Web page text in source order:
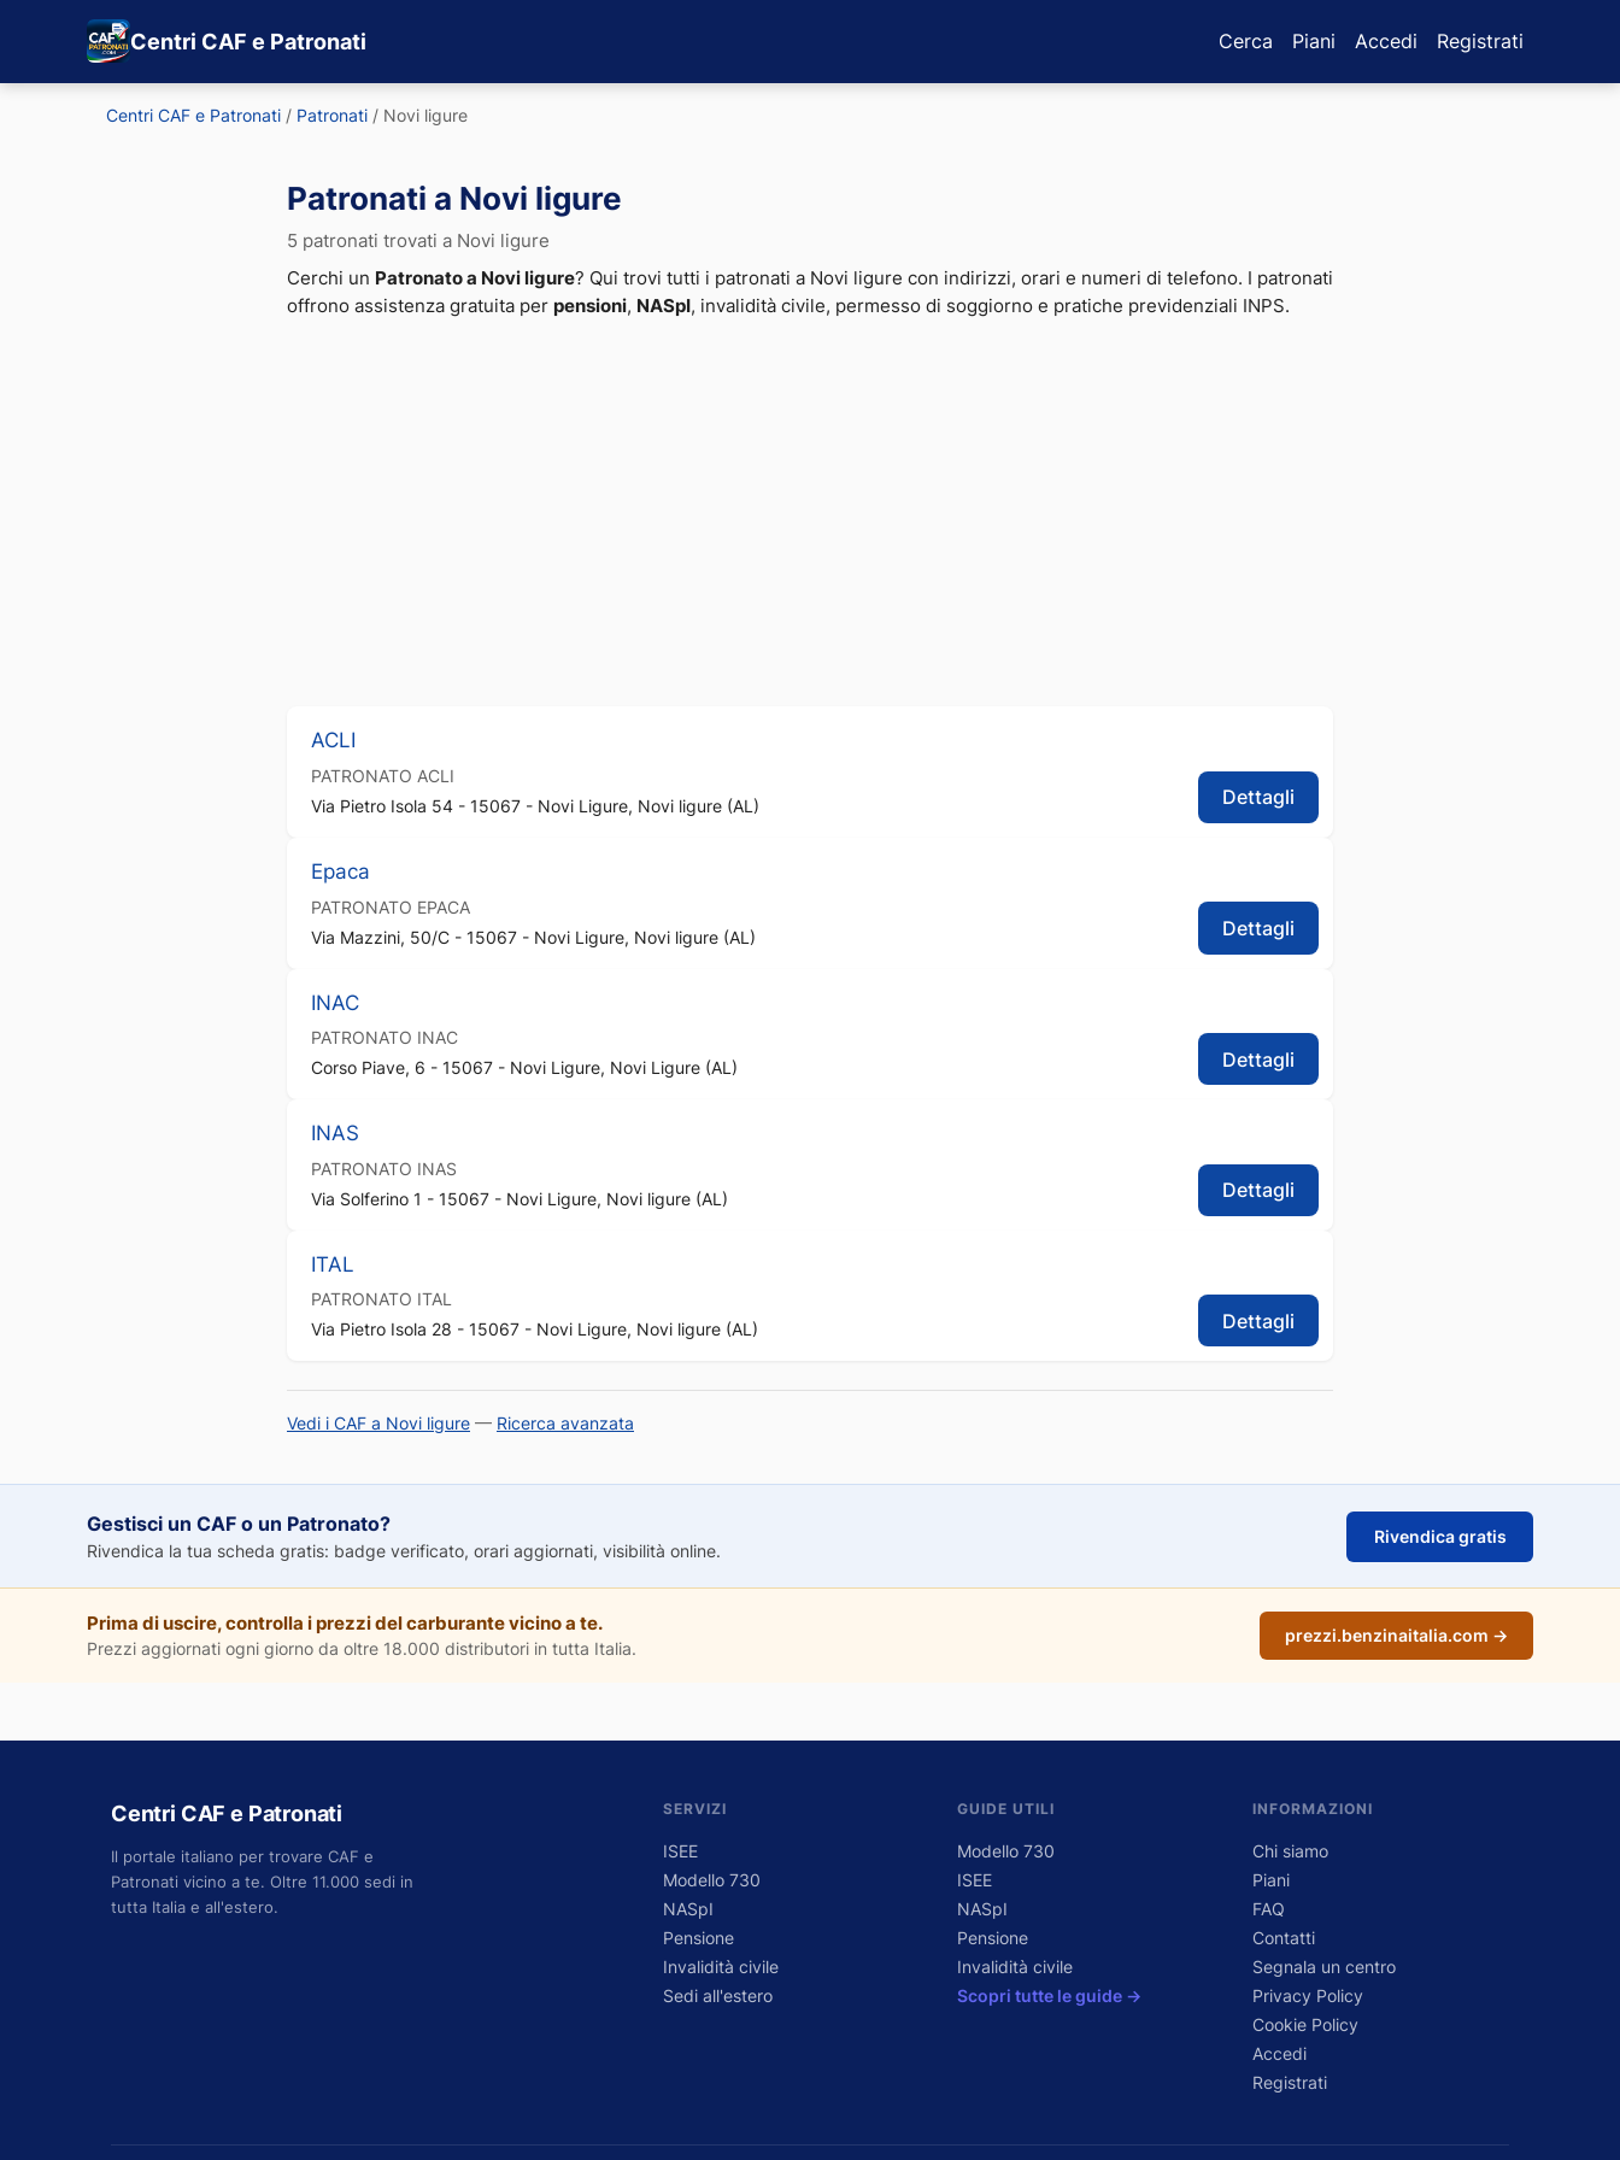
Centri CAF e Patronati Cerca Piani Accedi Registrati
Centri CAF e Patronati / Patronati / Novi ligure
Patronati a Novi ligure
5 patronati trovati a Novi ligure
Cerchi un Patronato a Novi ligure? Qui trovi tutti i patronati a Novi ligure con indirizzi, orari e numeri di telefono. I patronati
offrono assistenza gratuita per pensioni, NASpI , invalidità civile, permesso di soggiorno e pratiche previdenziali INPS.
ACLI
PATRONATO ACLI
Via Pietro Isola 54 - 15067 - Novi Ligure, Novi ligure (AL)
Dettagli
Epaca
PATRONATO EPACA
Via Mazzini, 50/C - 15067 - Novi Ligure, Novi ligure (AL)
Dettagli
INAC
PATRONATO INAC
Corso Piave, 6 - 15067 - Novi Ligure, Novi Ligure (AL)
Dettagli
INAS
PATRONATO INAS
Via Solferino 1 - 15067 - Novi Ligure, Novi ligure (AL)
Dettagli
ITAL
PATRONATO ITAL
Via Pietro Isola 28 - 15067 - Novi Ligure, Novi ligure (AL)
Dettagli
Vedi i CAF a Novi ligure — Ricerca avanzata
Gestisci un CAF o un Patronato?
Rivendica la tua scheda gratis: badge verificato, orari aggiornati, visibilità online.
Rivendica gratis
Prima di uscire, controlla i prezzi del carburante vicino a te.
Prezzi aggiornati ogni giorno da oltre 18.000 distributori in tutta Italia.
prezzi.benzinaitalia.com →
Centri CAF e Patronati
Il portale italiano per trovare CAF e
Patronati vicino a te. Oltre 11.000 sedi in
tutta Italia e all'estero.
SERVIZI
ISEE
Modello 730
NASpI
Pensione
Invalidità civile
Sedi all'estero
GUIDE UTILI
Modello 730
ISEE
NASpI
Pensione
Invalidità civile
Scopri tutte le guide →
INFORMAZIONI
Chi siamo
Piani
FAQ
Contatti
Segnala un centro
Privacy Policy
Cookie Policy
Accedi
Registrati